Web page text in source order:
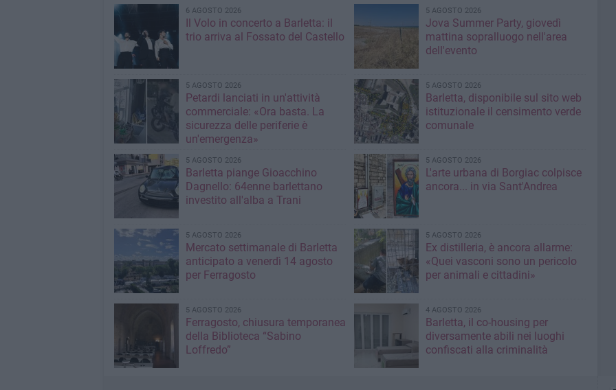
6 AGOSTO 2026
Il Volo in concerto a Barletta: il
trio arriva al Fossato del Castello
5 AGOSTO 2026
Jova Summer Party, giovedì
mattina sopralluogo nell'area
dell'evento
5 AGOSTO 2026
Petardi lanciati in un'attività
commerciale: «Ora basta. La
sicurezza delle periferie è
un'emergenza»
5 AGOSTO 2026
Barletta, disponibile sul sito web
istituzionale il censimento verde
comunale
5 AGOSTO 2026
Barletta piange Gioacchino
Dagnello: 64enne barlettano
investito all'alba a Trani
5 AGOSTO 2026
L'arte urbana di Borgiac colpisce
ancora... in via Sant'Andrea
5 AGOSTO 2026
Mercato settimanale di Barletta
anticipato a venerdì 14 agosto
per Ferragosto
5 AGOSTO 2026
Ex distilleria, è ancora allarme:
«Quei vasconi sono un pericolo
per animali e cittadini»
5 AGOSTO 2026
Ferragosto, chiusura temporanea
della Biblioteca “Sabino
Loffredo”
4 AGOSTO 2026
Barletta, il co-housing per
diversamente abili nei luoghi
confiscati alla criminalità